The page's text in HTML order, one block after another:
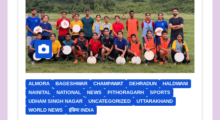
ALMORA BAGESHWAR CHAMPAWAT DEHRADUN
HALDWANI
NAINITAL
NATIONAL NEWS PITHORAGARH
SPORTS
UDHAM SINGH NAGAR
UNCATEGORIZED
UTTARAKHAND
WORLD NEWS
इंडिया INDIA